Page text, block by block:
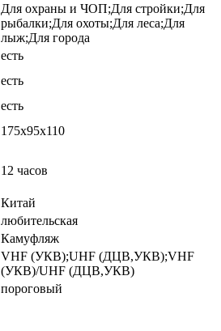
Для охраны и ЧОП;Для стройки;Для
рыбалки;Для охоты;Для леса;Для
лыж;Для города
есть
есть
есть
175x95x110
12 часов
Китай
любительская
Камуфляж
VHF (УКВ);UHF (ДЦВ,УКВ);VHF
(УКВ)/UHF (ДЦВ,УКВ)
пороговый